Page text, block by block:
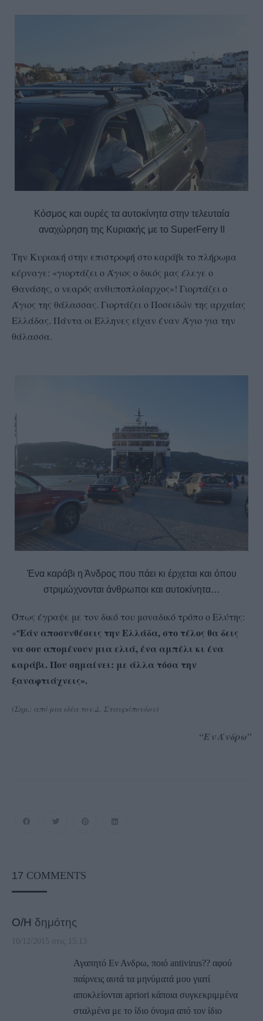
Κόσμος και ουρές τα αυτοκίνητα στην τελευταία
αναχώρηση της Κυριακής με το SuperFerry II
Την Κυριακή στην επιστροφή στο καράβι το πλήρωμα
κέρναγε: «γιορτάζει ο Άγιος ο δικός μας έλεγε ο
Θανάσης, ο νεαρός ανθυποπλοίαρχος»! Γιορτάζει ο
Άγιος της θάλασσας. Γιορτάζει ο Ποσειδών της αρχαίας
Ελλάδας. Πάντα οι Έλληνες είχαν έναν Άγιο για την
θάλασσα.
Ένα καράβι η Άνδρος που πάει κι έρχεται και όπου
στριμώχνονται άνθρωποι και αυτοκίνητα…
Όπως έγραψε με τον δικό του μοναδικό τρόπο ο Ελύτης:
««Εάν αποσυνθέσεις την Ελλάδα, στο τέλος θα δεις
να σου απομένουν μια ελιά, ένα αμπέλι κι ένα
καράβι. Που σημαίνει: με άλλα τόσα την
ξαναφτιάχνεις».
(Σημ.: από μια ιδέα του Δ. Σταυρόπουλου)
“Εν Άνδρω”
17 COMMENTS
Ο/Η δημότης
10/12/2015 στις 15:13
Αγαπητό Εν Ανδρω, ποιό antivirus?? αφού
παίρνεις αυτά τα μηνύματά μου γιατί
αποκλείονται apriori κάποια συγκεκριμμένα
σταλμένα με το ίδιο όνομα από τον ίδιο